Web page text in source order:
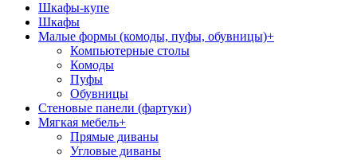
Шкафы-купе
Шкафы
Малые формы (комоды, пуфы, обувницы)+
Компьютерные столы
Комоды
Пуфы
Обувницы
Стеновые панели (фартуки)
Мягкая мебель+
Прямые диваны
Угловые диваны